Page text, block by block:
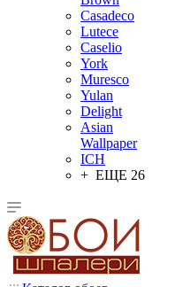
Casadeco
Lutece
Caselio
York
Muresco
Yulan
Delight
Asian
Wallpaper
ICH
+ ЕЩЕ 26